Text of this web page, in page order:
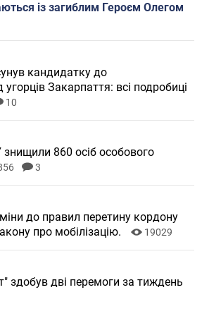
із загиблим Героєм Олегом
кандидатку до
Закарпаття: всі подробиці
10
860 осіб особового
3
до правил перетину кордону
про мобілізацію.
19029
здобув дві перемоги за тиждень